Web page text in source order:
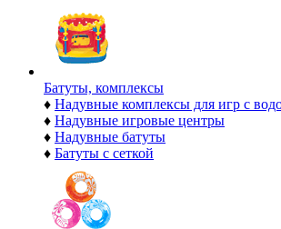
Батуты, комплексы
♦ Надувные комплексы для игр с
♦ Надувные игровые центры
♦ Надувные батуты
♦ Батуты с сеткой